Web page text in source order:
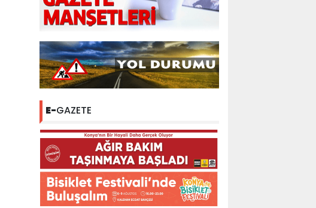
E-GAZETE